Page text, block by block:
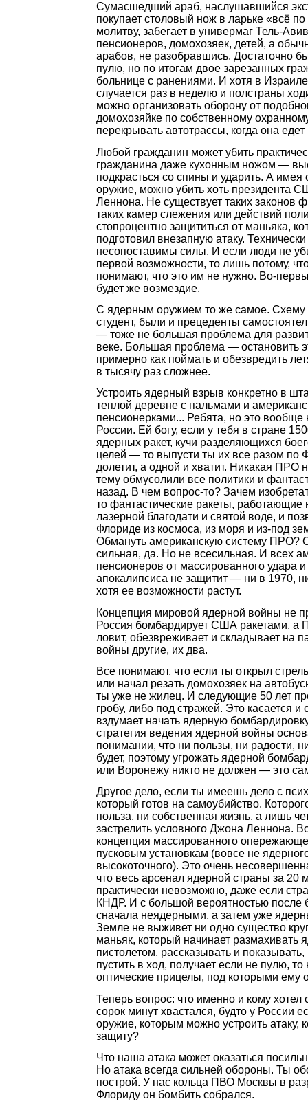
Сумасшедший араб, наслушавшийся
покупает столовый нож в ларьке «всё
молитву, забегает в универмаг Тель-
пенсионеров, домохозяек, детей, а
арабов, не разобравшись. Достаточно
пулю, но по итогам двое зарезанных
больнице с ранениями. И хотя в
случается раз в неделю и полстраны
можно организовать оборону от
домохозяйке по собственному
перекрывать автотрассы, когда она
Любой гражданин может убить
гражданина даже кухонным ножом —
подкрасться со спины и ударить. А имея
оружие, можно убить хоть президента
Леннона. Не существует таких законов
таких камер слежения или действий
стопроцентно защититься от маньяка,
подготовил внезапную атаку.
несопоставимы силы. И если люди не
первой возможности, то лишь потому,
понимают, что это им не нужно. Во-
будет же возмездие.
С ядерным оружием то же самое. Схему
студент, были и прецеденты
— тоже не большая проблема для
веке. Большая проблема — остановить
примерно как поймать и обезвредить
в тысячу раз сложнее.
Устроить ядерный взрыв конкретно в
теплой деревне с пальмами и
пенсионерками... Ребята, но это
России. Ей богу, если у тебя в стране
ядерных ракет, кучи разделяющихся
целей — то выпусти ты их все разом по
долетит, а одной и хватит. Никакая ПРО
тему обмусолили все политики и
назад. В чем вопрос-то? Зачем
то фантастические ракеты, работающие
лазерной благодати и святой воде, и
Флориде из космоса, из моря и из-под
Обмануть американскую систему ПРО?
сильная, да. Но не всесильная. И всех
пенсионеров от массированного удара
апокалипсиса не защитит — ни в 1970,
хотя ее возможности растут.
Концепция мировой ядерной войны не
Россия бомбардирует США ракетами,
ловит, обезвреживает и складывает на
войны другие, их два.
Все понимают, что если ты открыл
или начал резать домохозяек на
ты уже не жилец. И следующие 50 лет
гробу, либо под стражей. Это касается и
вздумает начать ядерную
стратегия ведения ядерной войны
понимании, что ни пользы, ни радости,
будет, поэтому угрожать ядерной
или Воронежу никто не должен — это
Другое дело, если ты имеешь дело с
который готов на самоубийство.
польза, ни собственная жизнь, а лишь
застрелить условного Джона Леннона.
концепция массированного
пусковым установкам (вовсе не
высокоточного). Это очень
что весь арсенал ядерной страны за 20
практически невозможно, даже если
КНДР. И с большой вероятностью после
сначала неядерными, а затем уже
Земле не выживет ни одно существо
маньяк, который начинает размахивать
пистолетом, рассказывать и показывать,
пустить в ход, получает если не пулю,
оптические прицелы, под которыми ему
Теперь вопрос: что именно и кому хотел
сорок минут хвастался, будто у России
оружие, которым можно устроить атаку,
защиту?
Что наша атака может оказаться
Но атака всегда сильней обороны. Ты
построй. У нас кольца ПВО Москвы в
Флориду он бомбить собрался.